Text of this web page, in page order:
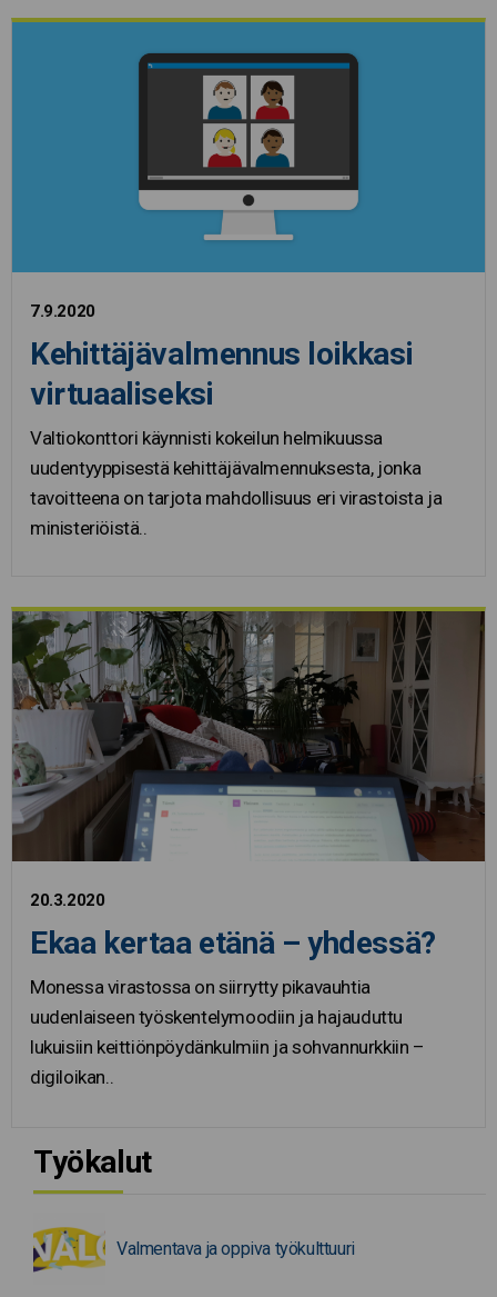
7.9.2020
Kehittäjävalmennus loikkasi
virtuaaliseksi
Valtiokonttori käynnisti kokeilun helmikuussa
uudentyyppisestä kehittäjävalmennuksesta, jonka
tavoitteena on tarjota mahdollisuus eri virastoista ja
ministeriöistä..
20.3.2020
Ekaa kertaa etänä – yhdessä?
Monessa virastossa on siirrytty pikavauhtia
uudenlaiseen työskentelymoodiin ja hajauduttu
lukuisiin keittiönpöydänkulmiin ja sohvannurkkiin –
digiloikan..
Työkalut
Valmentava ja oppiva työkulttuuri